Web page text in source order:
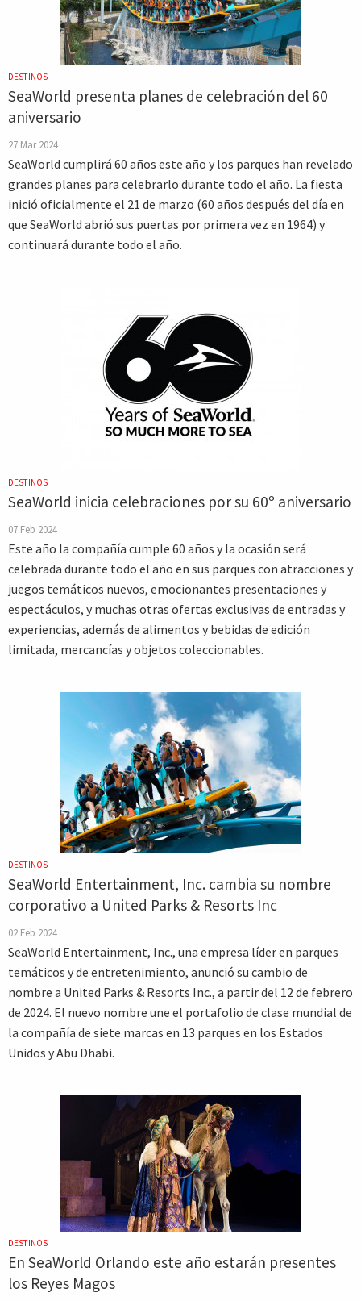
DESTINOS
SeaWorld presenta planes de celebración del 60
aniversario
27 Mar 2024
SeaWorld cumplirá 60 años este año y los parques han revelado
grandes planes para celebrarlo durante todo el año. La fiesta
inició oficialmente el 21 de marzo (60 años después del día en
que SeaWorld abrió sus puertas por primera vez en 1964) y
continuará durante todo el año.
DESTINOS
SeaWorld inicia celebraciones por su 60º aniversario
07 Feb 2024
Este año la compañía cumple 60 años y la ocasión será
celebrada durante todo el año en sus parques con atracciones y
juegos temáticos nuevos, emocionantes presentaciones y
espectáculos, y muchas otras ofertas exclusivas de entradas y
experiencias, además de alimentos y bebidas de edición
limitada, mercancías y objetos coleccionables.
DESTINOS
SeaWorld Entertainment, Inc. cambia su nombre
corporativo a United Parks & Resorts Inc
02 Feb 2024
SeaWorld Entertainment, Inc., una empresa líder en parques
temáticos y de entretenimiento, anunció su cambio de
nombre a United Parks & Resorts Inc., a partir del 12 de febrero
de 2024. El nuevo nombre une el portafolio de clase mundial de
la compañía de siete marcas en 13 parques en los Estados
Unidos y Abu Dhabi.
DESTINOS
En SeaWorld Orlando este año estarán presentes
los Reyes Magos